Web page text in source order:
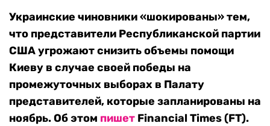
Украинские чиновники «шокированы» тем,
что представители Республиканской партии
США угрожают снизить объемы помощи
Киеву в случае своей победы на
промежуточных выборах в Палату
представителей, которые запланированы на
ноябрь. Об этом пишет Financial Times (FT).